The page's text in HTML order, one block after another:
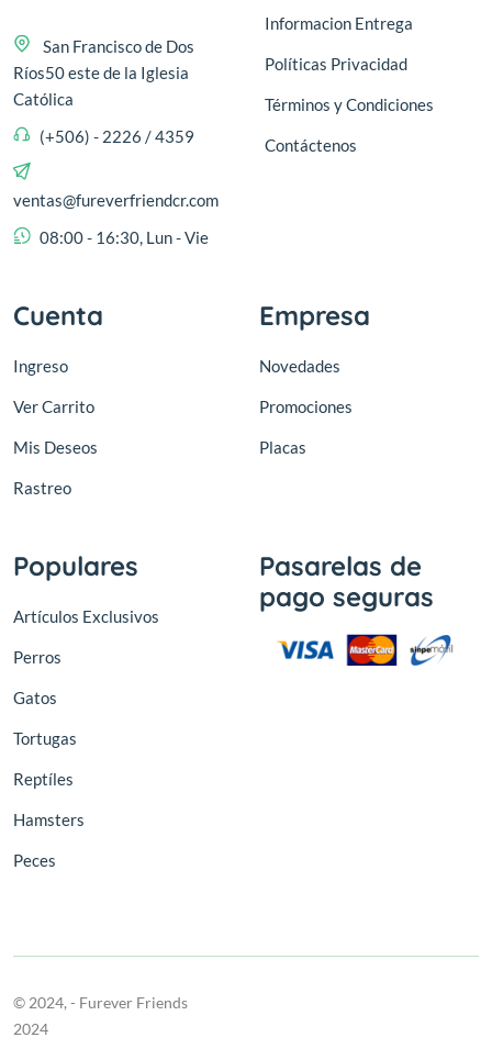
San Francisco de Dos
Ríos50 este de la Iglesia
Católica
(+506) - 2226 / 4359
ventas@fureverfriendcr.com
08:00 - 16:30, Lun - Vie
Informacion Entrega
Políticas Privacidad
Términos y Condiciones
Contáctenos
Cuenta
Ingreso
Ver Carrito
Mis Deseos
Rastreo
Empresa
Novedades
Promociones
Placas
Populares
Artículos Exclusivos
Perros
Gatos
Tortugas
Reptíles
Hamsters
Peces
Pasarelas de
pago seguras
© 2024, - Furever Friends
2024